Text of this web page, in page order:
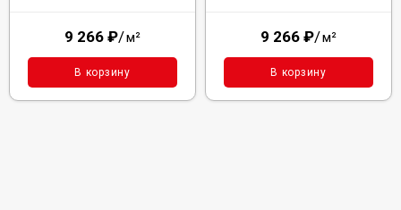
9 266 ₽/м²
В корзину
9 266 ₽/м²
В корзину